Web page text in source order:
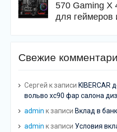
570 Gaming X
для геймеров
Свежие
Сергей к записи KIBERCAR
вольво хс90 фар салона
admin к записи Вклад в
admin к записи Условия